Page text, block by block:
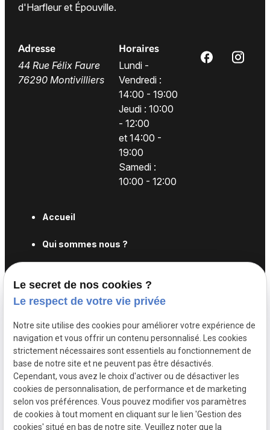
d'Harfleur et Épouville.
Adresse
44 Rue Félix Faure
76290 Montivilliers
Horaires
Lundi -
Vendredi :
14:00 - 19:00
Jeudi : 10:00
- 12:00
et 14:00 -
19:00
Samedi :
10:00 - 12:00
Accueil
Qui sommes nous ?
Permis B voiture
Financer votre permis
Actualités
Contact
Mentions
Politique de
Gestion
Plan du
Le secret de nos cookies ?
Le respect de votre vie privée
Notre site utilise des cookies pour améliorer votre expérience de
navigation et vous offrir un contenu personnalisé. Les cookies
strictement nécessaires sont essentiels au fonctionnement de
base de notre site et ne peuvent pas être désactivés.
Cependant, vous avez le choix d'activer ou de désactiver les
cookies de personnalisation, de performance et de marketing
selon vos préférences. Vous pouvez modifier vos paramètres
de cookies à tout moment en cliquant sur le lien 'Gestion des
cookies' situé en bas de notre site. Veuillez noter que la